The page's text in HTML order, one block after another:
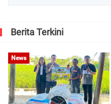
Berita Terkini
News